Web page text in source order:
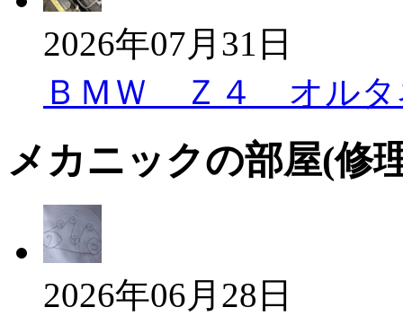
2026年07月31日
ＢＭＷ Ｚ４ オルタ
メカニックの部屋(
2026年06月28日